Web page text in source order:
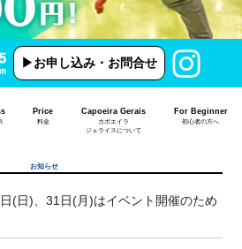
▶︎お申し込み・お問合せ
Price
料金
Capoeira Gerais
カポエイラ
ジェライスについて
For Beginner
初心者の方へ
お知らせ
(日)、31日(月)はイベント開催のため